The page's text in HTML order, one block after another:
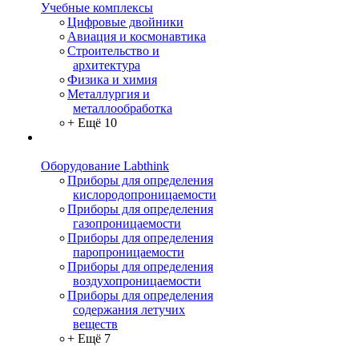
Учебные комплексы
Цифровые двойники
Авиация и космонавтика
Строительство и
архитектура
Физика и химия
Металлургия и
металлообработка
+ Ещё 10
Оборудование Labthink
Приборы для определения
кислородопроницаемости
Приборы для определения
газопроницаемости
Приборы для определения
паропроницаемости
Приборы для определения
воздухопроницаемости
Приборы для определения
содержания летучих
веществ
+ Ещё 7